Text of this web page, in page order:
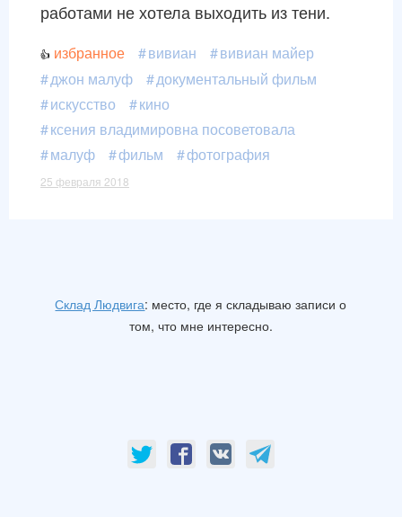
работами не хотела выходить из тени.
избранное вивиан
вивиан майер
джон малуф
документальный фильм
искусство
кино
ксения владимировна посоветовала
малуф
фильм фотография
25 февраля 2018
Склад Людвига: место, где я складываю записи о
том, что мне интересно.